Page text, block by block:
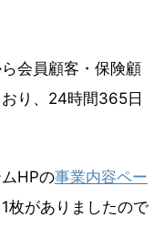
会員顧客・保険顧
り、24時間365日
HPの事業内容ペー
枚がありましたので